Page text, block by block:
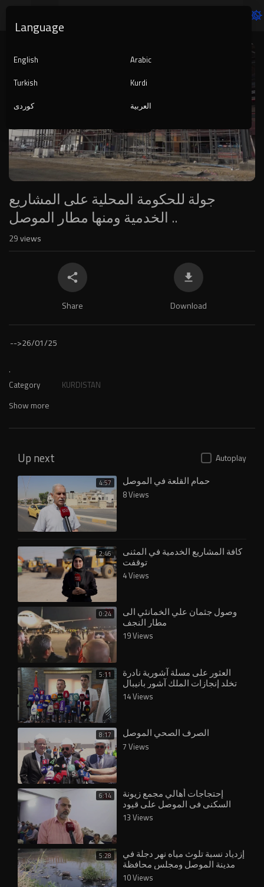
Player
auto
جولة للحكومة المحلية على المشاريع
الخدمية ومنها مطار الموصل ..
29views
Share Download
-->26/01/25
.
Category KURDISTAN
Show more
Up next Autoplay
4:57 حمام القلعة في الموصل
8 Views
2:46 كافة المشاريع الخدمية في المثنى
توقفت
4 Views
0:24 وصول جثمان علي الخمانئي الى
مطار النجف
19 Views
5:11 العثور على مسلة آشورية نادرة
تخلد إنجازات الملك آشور بانيبال
في الموصل
14 Views
8:17 الصرف الصحي الموصل
7 Views
6:14 إحتجاجات أهالي مجمع زيونة
السكني في الموصل على قيود
البناء التي يفرضها اللواء 30 التابع
لهيئة الحشد
13 Views
5:28 إزدياد نسبة تلوث مياه نهر دجلة في
مدينة الموصل ومجلس محافظة
نينوى يُقر بوجود تلكؤ في مشاريع
10 Views
Language
English
Arabic
Turkish
Kurdi
کوردی
العربية